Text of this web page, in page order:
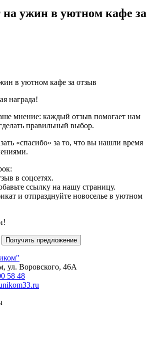
ужин в уютном кафе за
награда!
мнение: каждый отзыв помогает нам
правильный выбор.
«спасибо» за то, что вы нашли время
в соцсетях.
ссылку на нашу страницу.
и отпразднуйте новоселье в уютном
Получить предложение
ул. Воровского, 46А
58 48